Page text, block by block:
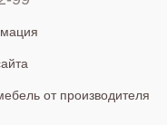
от производителя